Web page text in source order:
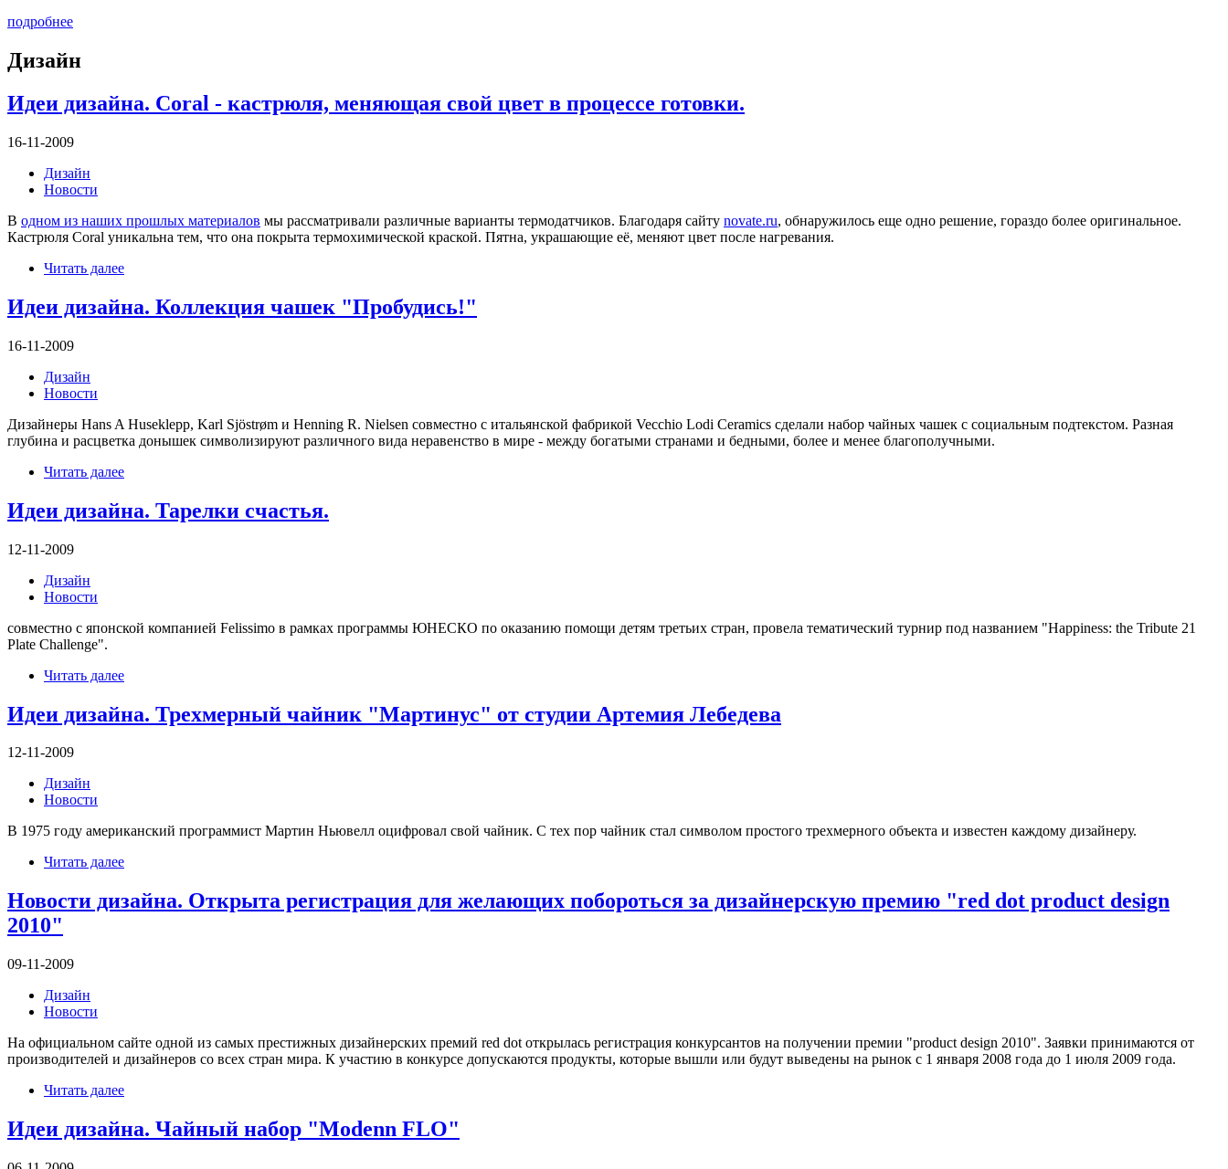
подробнее
Дизайн
Идеи дизайна. Coral - кастрюля, меняющая свой цвет в процессе готовки.
16-11-2009
Дизайн
Новости
В одном из наших прошлых материалов мы рассматривали различные варианты термодатчиков. Благодаря сайту novate.ru, обнаружилось еще одно решение, гораздо более оригинальное.
Кастрюля Coral уникальна тем, что она покрыта термохимической краской. Пятна, украшающие её, меняют цвет после нагревания.
Читать далее
Идеи дизайна. Коллекция чашек "Пробудись!"
16-11-2009
Дизайн
Новости
Дизайнеры Hans A Huseklepp, Karl Sjöstrøm и Henning R. Nielsen совместно с итальянской фабрикой Vecchio Lodi Ceramics сделали набор чайных чашек с социальным подтекстом. Разная
глубина и расцветка донышек символизируют различного вида неравенство в мире - между богатыми странами и бедными, более и менее благополучными.
Читать далее
Идеи дизайна. Тарелки счастья.
12-11-2009
Дизайн
Новости
совместно с японской компанией Felissimo в рамках программы ЮНЕСКО по оказанию помощи детям третьих стран, провела тематический турнир под названием "Happiness: the Tribute 21
Plate Challenge".
Читать далее
Идеи дизайна. Трехмерный чайник "Мартинус" от студии Артемия Лебедева
12-11-2009
Дизайн
Новости
В 1975 году американский программист Мартин Ньювелл оцифровал свой чайник. С тех пор чайник стал символом простого трехмерного объекта и известен каждому дизайнеру.
Читать далее
Новости дизайна. Открыта регистрация для желающих побороться за дизайнерскую премию "red dot product design
2010"
09-11-2009
Дизайн
Новости
На официальном сайте одной из самых престижных дизайнерских премий red dot открылась регистрация конкурсантов на получении премии "product design 2010". Заявки принимаются от
производителей и дизайнеров со всех стран мира. К участию в конкурсе допускаются продукты, которые вышли или будут выведены на рынок с 1 января 2008 года до 1 июля 2009 года.
Читать далее
Идеи дизайна. Чайный набор "Modenn FLO"